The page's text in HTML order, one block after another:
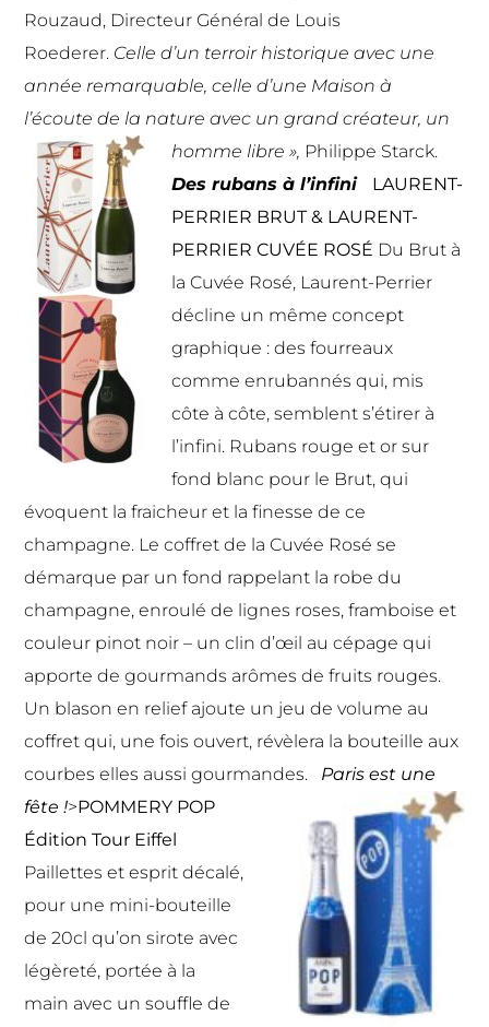
Rouzaud, Directeur Général de Louis
Roederer. Celle d’un terroir historique avec une
année remarquable, celle d’une Maison à
l’écoute de la nature avec un grand créateur, un
homme libre », Philippe Starck.
Des rubans à l’infini
LAURENT-
PERRIER BRUT& LAURENT-
PERRIER CUVÉE ROSÉ Du Brut à
la Cuvée Rosé, Laurent-Perrier
décline un même concept
graphique : des fourreaux
comme enrubannés qui, mis
côte à côte, semblent s’étirer à
l’infini. Rubans rouge et or sur
fond blanc pour le Brut, qui
évoquent la fraicheur et la finesse de ce
champagne. Le coffret de la Cuvée Rosé se
démarque par un fond rappelant la robe du
champagne, enroulé de lignes roses, framboise et
couleur pinot noir – un clin d’œil au cépage qui
apporte de gourmands arômes de fruits rouges.
Un blason en relief ajoute un jeu de volume au
coffret qui, une fois ouvert, révèlera la bouteille aux
courbes elles aussi gourmandes.
Paris est une
fête !>POMMERY POP
Édition Tour Eiffel
Paillettes et esprit décalé,
pour une mini-bouteille
de 20cl qu’on sirote avec
légèreté, portée à la
main avec un souffle de